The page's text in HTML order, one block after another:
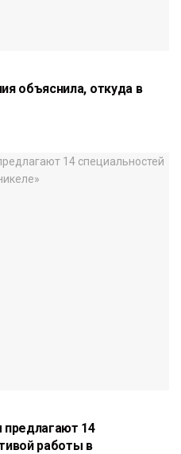
объяснила, откуда в
предлагают 14
работы в